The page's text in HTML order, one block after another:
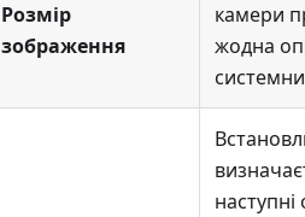
Розмір
зображення
камери
жодна
наступні